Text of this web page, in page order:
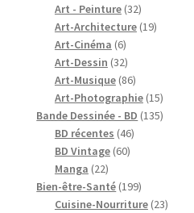
produits
Art - Peinture 3232
produits
Art-Architecture 1919
Art-Cinéma 66
produits
Art-Dessin 3232
produits
Art-Musique 8686
produits
Art-Photographie 1515
produits
Bande Dessinée - BD 135135
BD récentes 4646
BD Vintage 6060
Manga 2222
produits
Bien-être-Santé 199199
produits
Cuisine-Nourriture 2323